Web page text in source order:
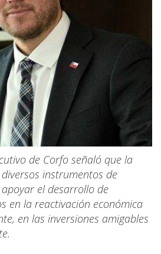
de Corfo señaló que la
instrumentos de
el desarrollo de
en la reactivación económica
en las inversiones amigables